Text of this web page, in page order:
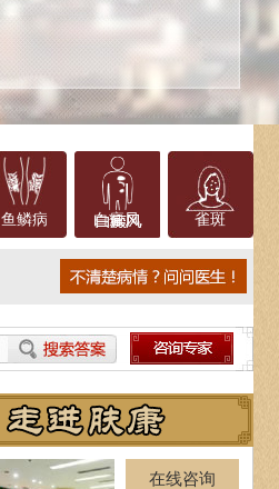
鱼鳞病 白癜风 雀斑
在线咨询